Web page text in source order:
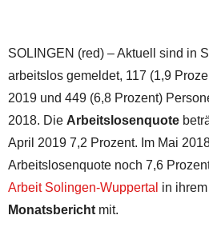
SOLINGEN (red) – Aktuell sind in
arbeitslos gemeldet, 117 (1,9
2019 und 449 (6,8 Prozent)
2018. Die Arbeitslosenquote
April 2019 7,2 Prozent. Im Mai
Arbeitslosenquote noch 7,6
Arbeit Solingen-Wuppertal in
Monatsbericht mit.